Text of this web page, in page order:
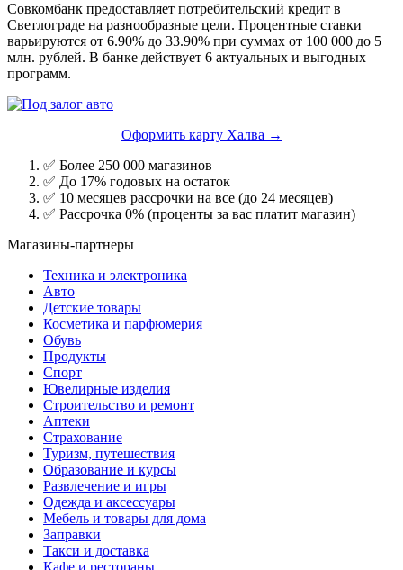
Совкомбанк предоставляет потребительский кредит в
Светлограде на разнообразные цели. Процентные ставки
варьируются от 6.90% до 33.90% при суммах от 100 000 до 5
млн. рублей. В банке действует 6 актуальных и выгодных
программ.
Оформить карту Халва →
✅ Более 250 000 магазинов
✅ До 17% годовых на остаток
✅ 10 месяцев рассрочки на все (до 24 месяцев)
✅ Рассрочка 0% (проценты за вас платит магазин)
Магазины-партнеры
Техника и электроника
Авто
Детские товары
Косметика и парфюмерия
Обувь
Продукты
Спорт
Ювелирные изделия
Строительство и ремонт
Аптеки
Страхование
Туризм, путешествия
Образование и курсы
Развлечение и игры
Одежда и аксессуары
Мебель и товары для дома
Заправки
Такси и доставка